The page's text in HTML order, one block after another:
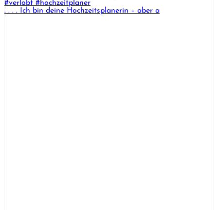
. . . . Ich bin deine Hochzeitsplanerin – aber a